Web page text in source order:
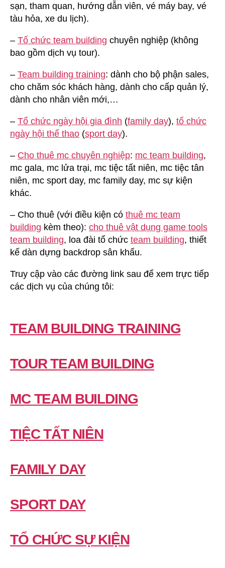
sạn, tham quan, hướng dẫn viên, vé máy bay, vé
tàu hỏa, xe du lịch).
– Tổ chức team building chuyên nghiệp (không
bao gồm dịch vụ tour).
– Team building training: dành cho bộ phận sales,
cho chăm sóc khách hàng, dành cho cấp quản lý,
dành cho nhân viên mới,…
– Tổ chức ngày hội gia đình (family day), tổ chức
ngày hội thể thao (sport day).
– Cho thuê mc chuyên nghiệp: mc team building,
mc gala, mc lửa trại, mc tiệc tất niên, mc tiệc tân
niên, mc sport day, mc family day, mc sự kiện
khác.
– Cho thuê (với điều kiện có thuê mc team
building kèm theo): cho thuê vật dụng game tools
team building, loa đài tổ chức team building, thiết
kế dàn dựng backdrop sân khấu.
Truy cập vào các đường link sau để xem trực tiếp
các dịch vụ của chúng tôi:
TEAM BUILDING TRAINING
TOUR TEAM BUILDING
MC TEAM BUILDING
TIỆC TẤT NIÊN
FAMILY DAY
SPORT DAY
TỔ CHỨC SỰ KIỆN